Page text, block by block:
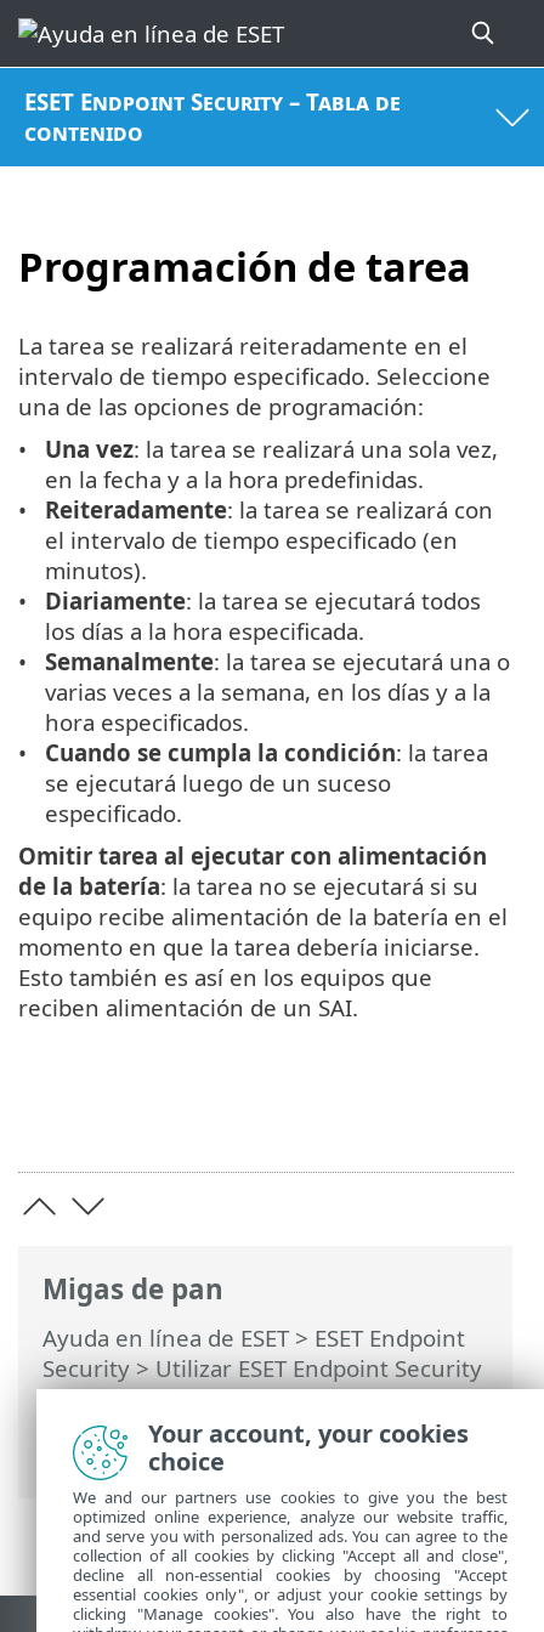
ESET Endpoint Security – Tabla de
contenido
Programación de tarea
Migas de pan
Ayuda en línea de ESET> ESET Endpoint
Security>Utilizar ESET Endpoint Security
>Herramientas>Tareas programadas>
Ventanas de diálogo: tareas programadas
> Programación de tarea
La tarea se realizará reiteradamente en el
intervalo de tiempo especificado. Seleccione
una de las opciones de programación:
Una vez: la tarea se realizará una sola vez,
en la fecha y a la hora predefinidas.
Reiteradamente: la tarea se realizará con
el intervalo de tiempo especificado (en
minutos).
Diariamente: la tarea se ejecutará todos
los días a la hora especificada.
Semanalmente: la tarea se ejecutará una o
varias veces a la semana, en los días y a la
hora especificados.
Cuando se cumpla la condición: la tarea
se ejecutará luego de un suceso
especificado.
Omitir tarea al ejecutar con alimentación
de la batería: la tarea no se ejecutará si su
equipo recibe alimentación de la batería en el
momento en que la tarea debería iniciarse.
Esto también es así en los equipos que
reciben alimentación de un SAI.
Your account, your cookies
choice
We and our partners use cookies to give you the best
optimized online experience, analyze our website traffic,
and serve you with personalized ads. You can agree to the
collection of all cookies by clicking "Accept all and close",
decline all non-essential cookies by choosing "Accept
essential cookies only", or adjust your cookie settings by
clicking "Manage cookies". You also have the right to